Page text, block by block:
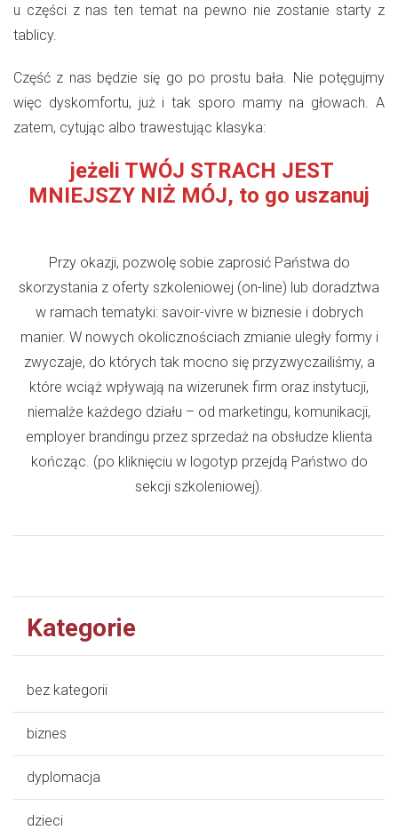
u części z nas ten temat na pewno nie zostanie starty z
tablicy.
Część z nas będzie się go po prostu bała. Nie potęgujmy
więc dyskomfortu, już i tak sporo mamy na głowach. A
zatem, cytując albo trawestując klasyka:
jeżeli TWÓJ STRACH JEST
MNIEJSZY NIŻ MÓJ, to go uszanuj
Przy okazji, pozwolę sobie zaprosić Państwa do
skorzystania z oferty szkoleniowej (on-line) lub doradztwa
w ramach tematyki: savoir-vivre w biznesie i dobrych
manier. W nowych okolicznościach zmianie uległy formy i
zwyczaje, do których tak mocno się przyzwyczailiśmy, a
które wciąż wpływają na wizerunek firm oraz instytucji,
niemalże każdego działu – od marketingu, komunikacji,
employer brandingu przez sprzedaż na obsłudze klienta
kończąc. (po kliknięciu w logotyp przejdą Państwo do
sekcji szkoleniowej).
Kategorie
bez kategorii
biznes
dyplomacja
dzieci